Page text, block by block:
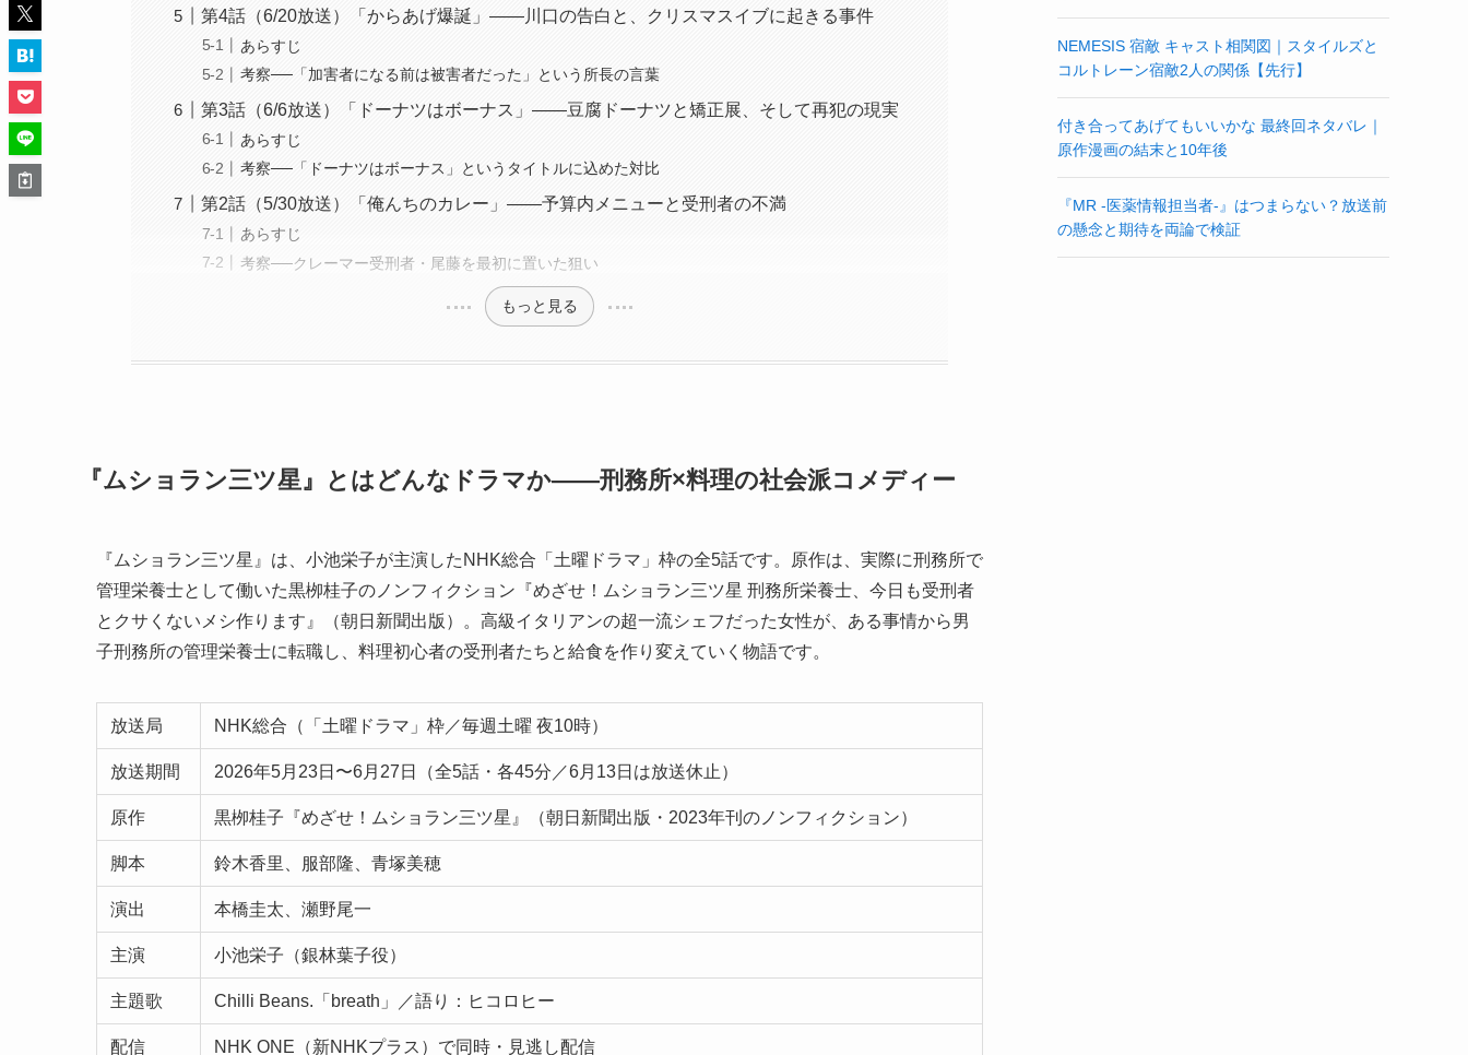
第4話（6/20放送）「からあげ爆誕」——川口の告白と、クリスマスイブに起きる事件
あらすじ
考察──「加害者になる前は被害者だった」という所長の言葉
第3話（6/6放送）「ドーナツはボーナス」——豆腐ドーナツと矯正展、そして再犯の現実
あらすじ
考察──「ドーナツはボーナス」というタイトルに込めた対比
第2話（5/30放送）「俺んちのカレー」——予算内メニューと受刑者の不満
あらすじ
考察──クレーマー受刑者・尾藤を最初に置いた狙い
もっと見る
『ムショラン三ツ星』とはどんなドラマか——刑務所×料理の社会派コメディー
『ムショラン三ツ星』は、小池栄子が主演したNHK総合「土曜ドラマ」枠の全5話です。原作は、実際に刑務所で
管理栄養士として働いた黒栁桂子のノンフィクション『めざせ！ムショラン三ツ星 刑務所栄養士、今日も受刑者
とクサくないメシ作ります』（朝日新聞出版）。高級イタリアンの超一流シェフだった女性が、ある事情から男
子刑務所の管理栄養士に転職し、料理初心者の受刑者たちと給食を作り変えていく物語です。
放送局 NHK総合（「土曜ドラマ」枠／毎週土曜 夜10時）
放送期間 2026年5月23日〜6月27日（全5話・各45分／6月13日は放送休止）
原作 黒栁桂子『めざせ！ムショラン三ツ星』（朝日新聞出版・2023年刊のノンフィクション）
脚本 鈴木香里、服部隆、青塚美穂
演出 本橋圭太、瀬野尾一
主演 小池栄子（銀林葉子役）
主題歌 Chilli Beans.「breath」／語り：ヒコロヒー
配信 NHK ONE（新NHKプラス）で同時・見逃し配信
NEMESIS 宿敵 キャスト相関図｜スタイルズと
コルトレーン宿敵2人の関係【先行】
付き合ってあげてもいいかな 最終回ネタバレ｜
原作漫画の結末と10年後
『MR -医薬情報担当者-』はつまらない？放送前
の懸念と期待を両論で検証